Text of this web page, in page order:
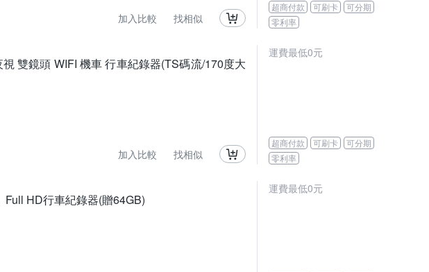
加入比較 找相似
超商付款 可刷卡
可分期
零利率
雙鏡頭 WIFI 機車 行車紀錄器(TS碼流/170度大
加入比較 找相似
運費最低0元
超商付款 可刷卡
可分期
零利率
HD行車紀錄器(贈64GB)
運費最低0元